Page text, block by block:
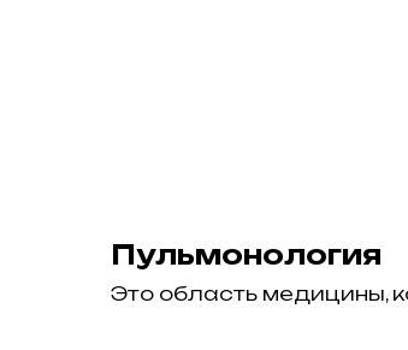
Пульмонология
Это область медицины,